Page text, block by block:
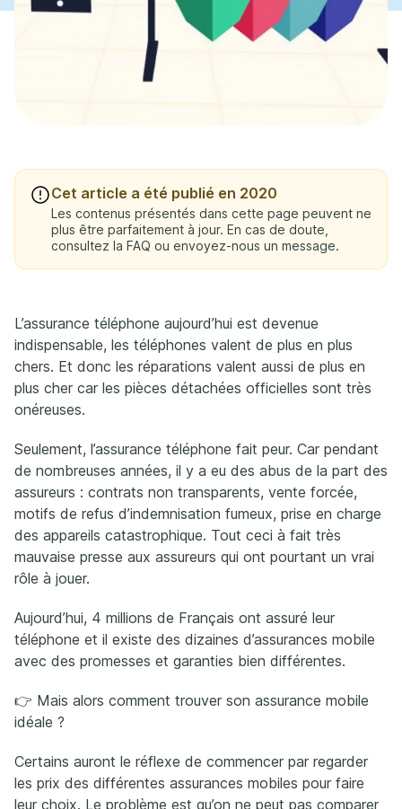
Cet article a été publié en 2020
Les contenus présentés dans cette page peuvent ne
plus être parfaitement à jour. En cas de doute,
consultez la FAQ ou envoyez-nous un message.
L’assurance téléphone aujourd’hui est devenue
indispensable, les téléphones valent de plus en plus
chers. Et donc les réparations valent aussi de plus en
plus cher car les pièces détachées officielles sont très
onéreuses.
Seulement, l’assurance téléphone fait peur. Car pendant
de nombreuses années, il y a eu des abus de la part des
assureurs : contrats non transparents, vente forcée,
motifs de refus d’indemnisation fumeux, prise en charge
des appareils catastrophique. Tout ceci à fait très
mauvaise presse aux assureurs qui ont pourtant un vrai
rôle à jouer.
Aujourd’hui, 4 millions de Français ont assuré leur
téléphone et il existe des dizaines d’assurances mobile
avec des promesses et garanties bien différentes.
👉 Mais alors comment trouver son assurance mobile
idéale ?
Certains auront le réflexe de commencer par regarder
les prix des différentes assurances mobiles pour faire
leur choix. Le problème est qu’on ne peut pas comparer